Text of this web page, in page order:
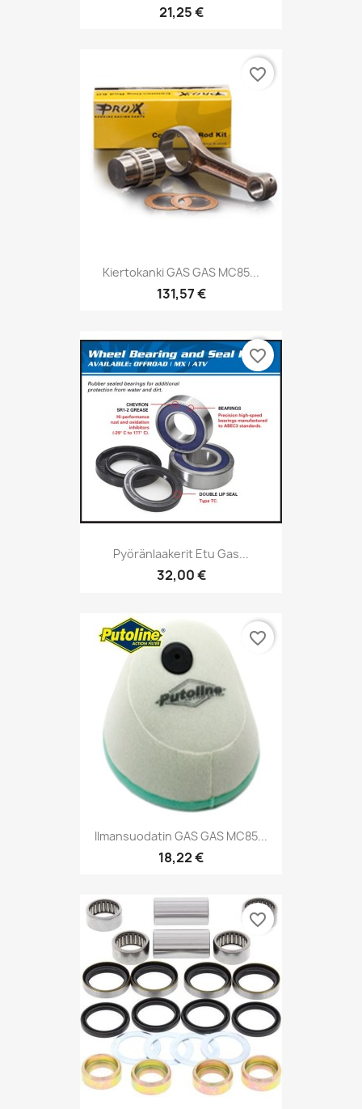
21,25 €
Kiertokanki GAS GAS MC85...
131,57 €
favorite_border
Pyöränlaakerit Etu Gas...
32,00 €
favorite_border
Ilmansuodatin GAS GAS MC85...
18,22 €
favorite_border
favorite_border